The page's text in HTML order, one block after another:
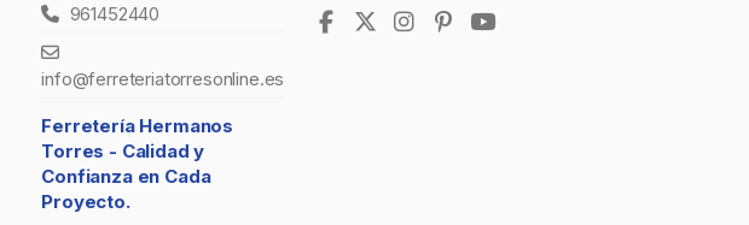
961452440
info@ferreteriatorresonline.es
Ferretería Hermanos
Torres - Calidad y
Confianza en Cada
Proyecto.